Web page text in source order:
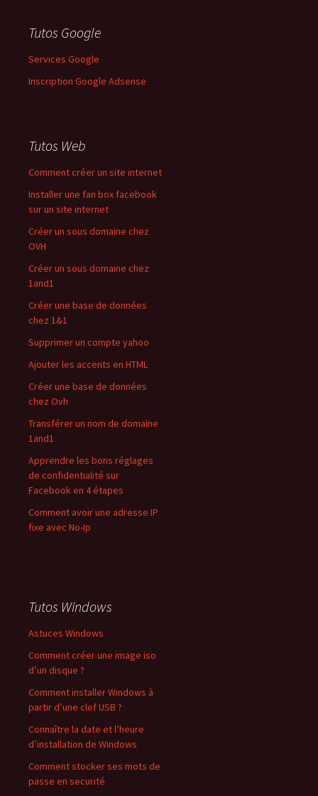
Tutos Google
Services Google
Inscription Google Adsense
Tutos Web
Comment créer un site internet
Installer une fan box facebook
sur un site internet
Créer un sous domaine chez
OVH
Créer un sous domaine chez
1and1
Créer une base de données
chez 1&1
Supprimer un compte yahoo
Ajouter les accents en HTML
Créer une base de données
chez Ovh
Transférer un nom de domaine
1and1
Apprendre les bons réglages
de confidentialité sur
Facebook en 4 étapes
Comment avoir une adresse IP
fixe avec No-Ip
Tutos Windows
Astuces Windows
Comment créer une image iso
d’un disque ?
Comment installer Windows à
partir d’une clef USB ?
Connaître la date et l’heure
d’installation de Windows
Comment stocker ses mots de
passe en securité